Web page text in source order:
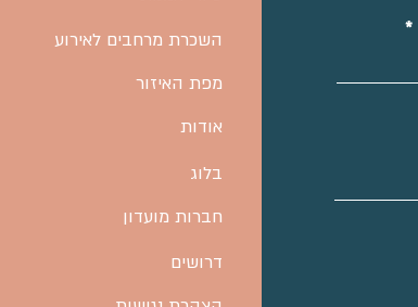
השכרת מרחבים לאירוע
מפת האיזור
אודות
בלוג
חברות מועדון
דרושים